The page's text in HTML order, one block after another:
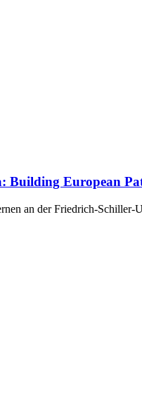
Building European
an der Friedrich-Schiller-